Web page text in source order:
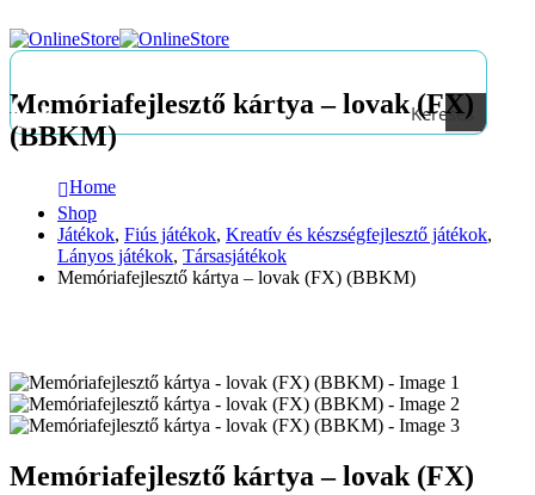
Keresés
Memóriafejlesztő kártya – lovak (FX)
(BBKM)
Home
Shop
Játékok, Fiús játékok, Kreatív és készségfejlesztő játékok,
Lányos játékok, Társasjátékok
Memóriafejlesztő kártya – lovak (FX) (BBKM)
Memóriafejlesztő kártya – lovak (FX)